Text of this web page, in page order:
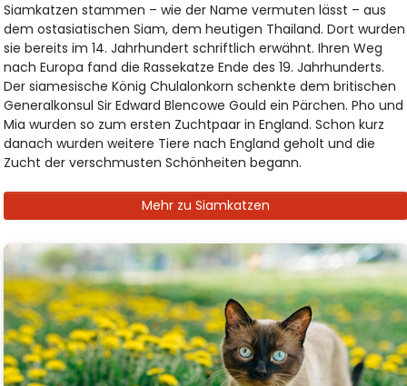
Siamkatzen stammen – wie der Name vermuten lässt – aus
dem ostasiatischen Siam, dem heutigen Thailand. Dort wurden
sie bereits im 14. Jahrhundert schriftlich erwähnt. Ihren Weg
nach Europa fand die Rassekatze Ende des 19. Jahrhunderts.
Der siamesische König Chulalonkorn schenkte dem britischen
Generalkonsul Sir Edward Blencowe Gould ein Pärchen. Pho und
Mia wurden so zum ersten Zuchtpaar in England. Schon kurz
danach wurden weitere Tiere nach England geholt und die
Zucht der verschmusten Schönheiten begann.
Mehr zu Siamkatzen